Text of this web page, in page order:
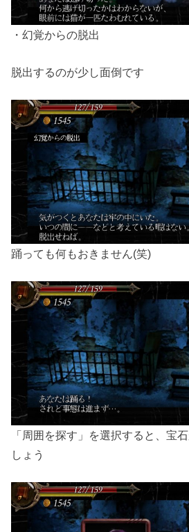
・幻覚からの脱出
脱出するのが少し面倒です
踊っても何もおきません(笑)
「周囲を探す」を選択すると、宝
しょう